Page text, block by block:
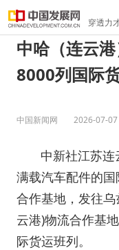
穿透力
中哈（连云
8000列国际
中国新闻网 2026-07-
中新社江苏
满载汽车配件的
合作基地，发往
云港)物流合作基
际货运班列。